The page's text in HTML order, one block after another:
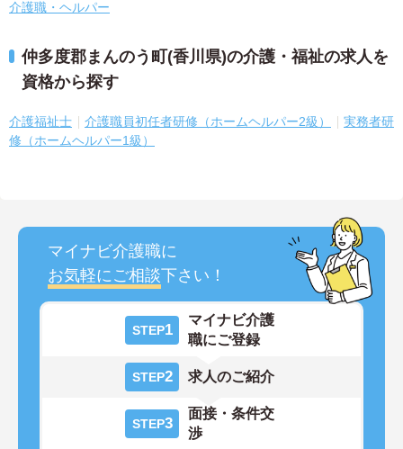
介護職・ヘルパー
仲多度郡まんのう町(香川県)の介護・福祉の求人を
資格から探す
介護福祉士 介護職員初任者研修（ホームヘルパー2級）
実務者研
修（ホームヘルパー1級）
マイナビ介護職に
お気軽にご相談下さい！
STEP1
マイナビ介護
職にご登録
STEP2 求人のご紹介
STEP3
面接・条件交
渉